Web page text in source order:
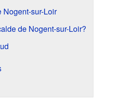
Nogent-sur-Loir
de Nogent-sur-Loir?